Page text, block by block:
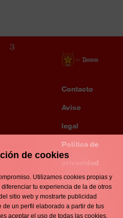
3
d'interès
Contacto
menu
Aviso
legal
Política de
privacidad
Política de
cookies
de cookies
Utilizamos cookies propias y
tu experiencia de la de otros
sitio web y mostrarte publicidad
un perfil elaborado a partir de tus
aceptar el uso de todas las cookies,